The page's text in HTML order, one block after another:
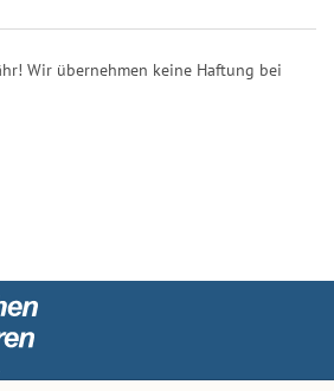
Wir übernehmen keine Haftung bei